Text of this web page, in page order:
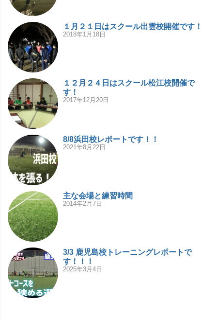
１月２１日はスクール出雲校開催です！
2018年1月18日
１２月２４日はスクール松江校開催で
す！
2017年12月20日
8/8浜田校レポートです！！
2021年8月22日
主な会場と練習時間
2014年2月7日
3/3 鹿児島校トレーニングレポートで
す！！！
2025年3月4日